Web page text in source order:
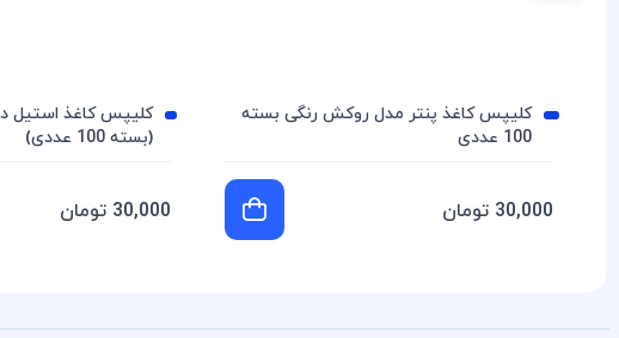
کلیپس کاغذ پنتر مدل روکش رنگی بسته
100 عددی
30,000 تومان
(بسته 100 عددی)
30,000 تومان